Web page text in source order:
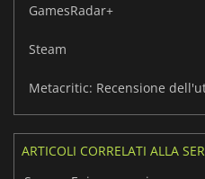
GamesRadar+
Steam
Metacritic: Recensione
ARTICOLI CORRELATI ALLA